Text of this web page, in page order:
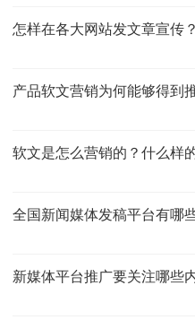
怎样在各大网站发文章宣传
产品软文营销为何能够得到
软文是怎么营销的？什么样
全国新闻媒体发稿平台有哪
新媒体平台推广要关注哪些